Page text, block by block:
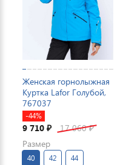
Женская горнолыжная
Куртка Lafor Голубой,
767037
-44%
9 710 ₽ 17 060₽
Размер
40 42 44